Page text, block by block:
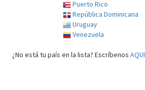
Puerto Rico
República Dominicana
Uruguay
Venezuela
¿No está tu país en la lista? Escríbenos AQUI